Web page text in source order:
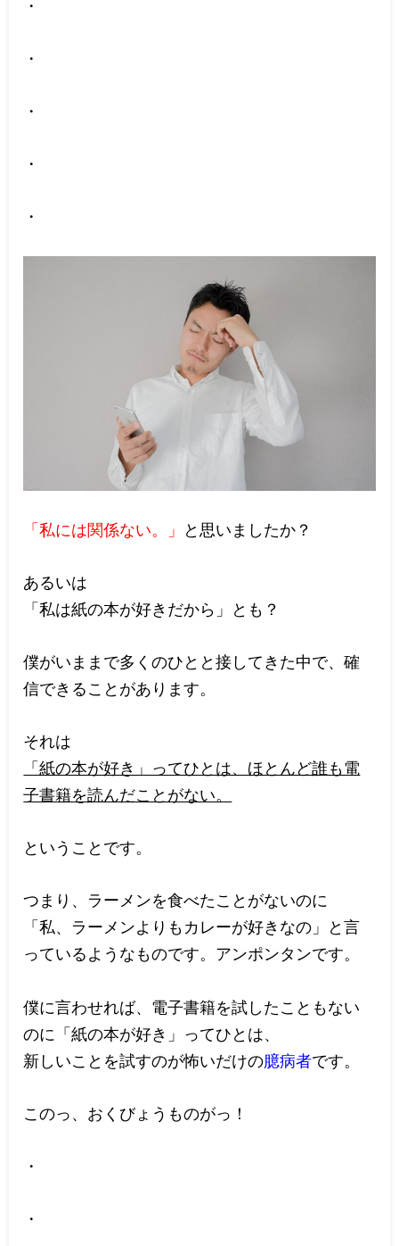
・
・
・
・
・
「私には関係ない。」 と思いましたか？
あるいは
「私は紙の本が好きだから」とも？
僕がいままで多くのひとと接してきた中で、確
信できることがあります。
それは
「紙の本が好き」ってひとは、ほとんど誰も電
子書籍を読んだことがない。
ということです。
つまり、ラーメンを食べたことがないのに
「私、ラーメンよりもカレーが好きなの」と言
っているようなものです。アンポンタンです。
僕に言わせれば、電子書籍を試したこともない
のに「紙の本が好き」ってひとは、
新しいことを試すのが怖いだけの臆病者です。
このっ、おくびょうものがっ！
・
・